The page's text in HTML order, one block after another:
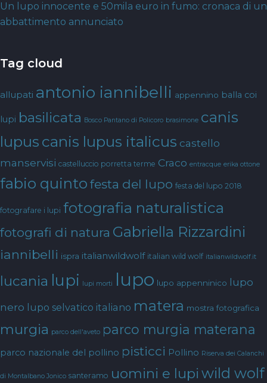
Un lupo innocente e 50mila euro in fumo: cronaca di un
abbattimento annunciato
Tag cloud
allupati antonio iannibelli appennino balla coi
lupi basilicata Bosco Pantano di Policoro brasimone canis
lupus canis lupus italicus castello
manservisi castelluccio porretta terme Craco entracque erika ottone
fabio quinto festa del lupo festa del lupo 2018
fotografare i lupi fotografia naturalistica
fotografi di natura Gabriella Rizzardini
iannibelli ispra italianwildwolf italian wild wolf italianwildwolf.it
lucania lupi lupi morti lupo lupo appenninico lupo
nero lupo selvatico italiano matera mostra fotografica
murgia parco dell'aveto parco murgia materana
parco nazionale del pollino pisticci Pollino Riserva dei Calanchi
di Montalbano Jonico santeramo uomini e lupi wild wolf